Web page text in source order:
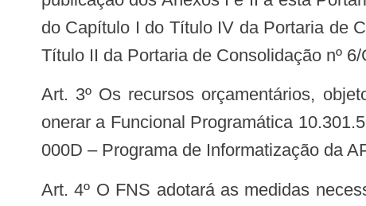
do Capítulo I do Título IV da Portaria de
Título II da Portaria de Consolidação nº
Art. 3º Os recursos orçamentários, objeto desta Portaria, correrão por conta do orçamento do Ministério da Saúde, devendo
onerar a Funcional Programática
000D – Programa de Informatização da
Art. 4º O FNS adotará as medidas necessárias para a transferência dos recursos estabelecidos nesta Portaria aos respectivos